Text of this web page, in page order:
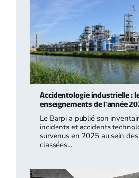
Accidentologie industrielle :
enseignements de l’année
Le Barpi a publié son
incidents et accidents
survenus en 2025 au sein
classées…